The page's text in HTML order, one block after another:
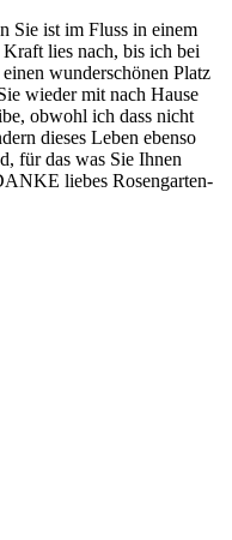
Sie ist im Fluss in einem
Kraft lies nach, bis ich bei
wunderschönen Platz
wieder mit nach Hause
obwohl ich dass nicht
dieses Leben ebenso
für das was Sie Ihnen
liebes Rosengarten-